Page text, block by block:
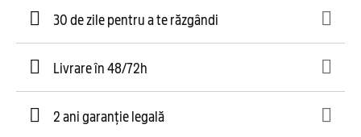
30 de zile pentru a te răzgândi
Livrare în 48/72h
2 ani garanție legală